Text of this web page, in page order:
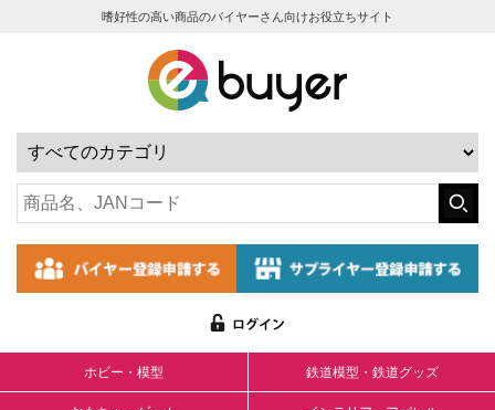
嗜好性の高い商品のバイヤーさん向けお役立ちサイト
ホビー・模型 鉄道模型・鉄道グッズ